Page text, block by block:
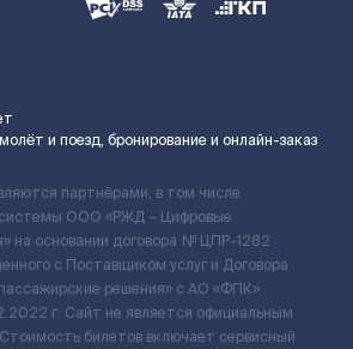
и поезд, бронирование и онлайн-заказ
партнёрами, в том числе
системы ООО «РЖД – Цифровые
на основании договора № ЦПР-1282
с Поставщиком услуг и Договора
решения» c АО «ФПК»
г. Сайт не является официальным
билетов включает сервисный